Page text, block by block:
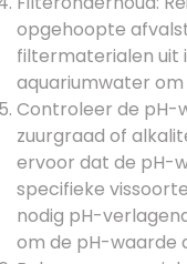
opgehoopte
filtermaterialen uit
aquariumwater
Controleer de pH-
zuurgraad of
ervoor dat de pH-
specifieke
nodig pH-
om de pH-waarde